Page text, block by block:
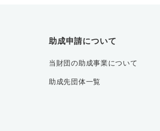
助成申請について
当財団の助成事業について
助成先団体一覧